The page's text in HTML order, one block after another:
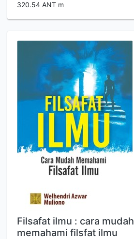
320.54 ANT m
Filsafat ilmu : cara mudah
memahami filsfat ilmu